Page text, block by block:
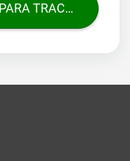
VER MÁS REPUESTOS PARA TRACTORES